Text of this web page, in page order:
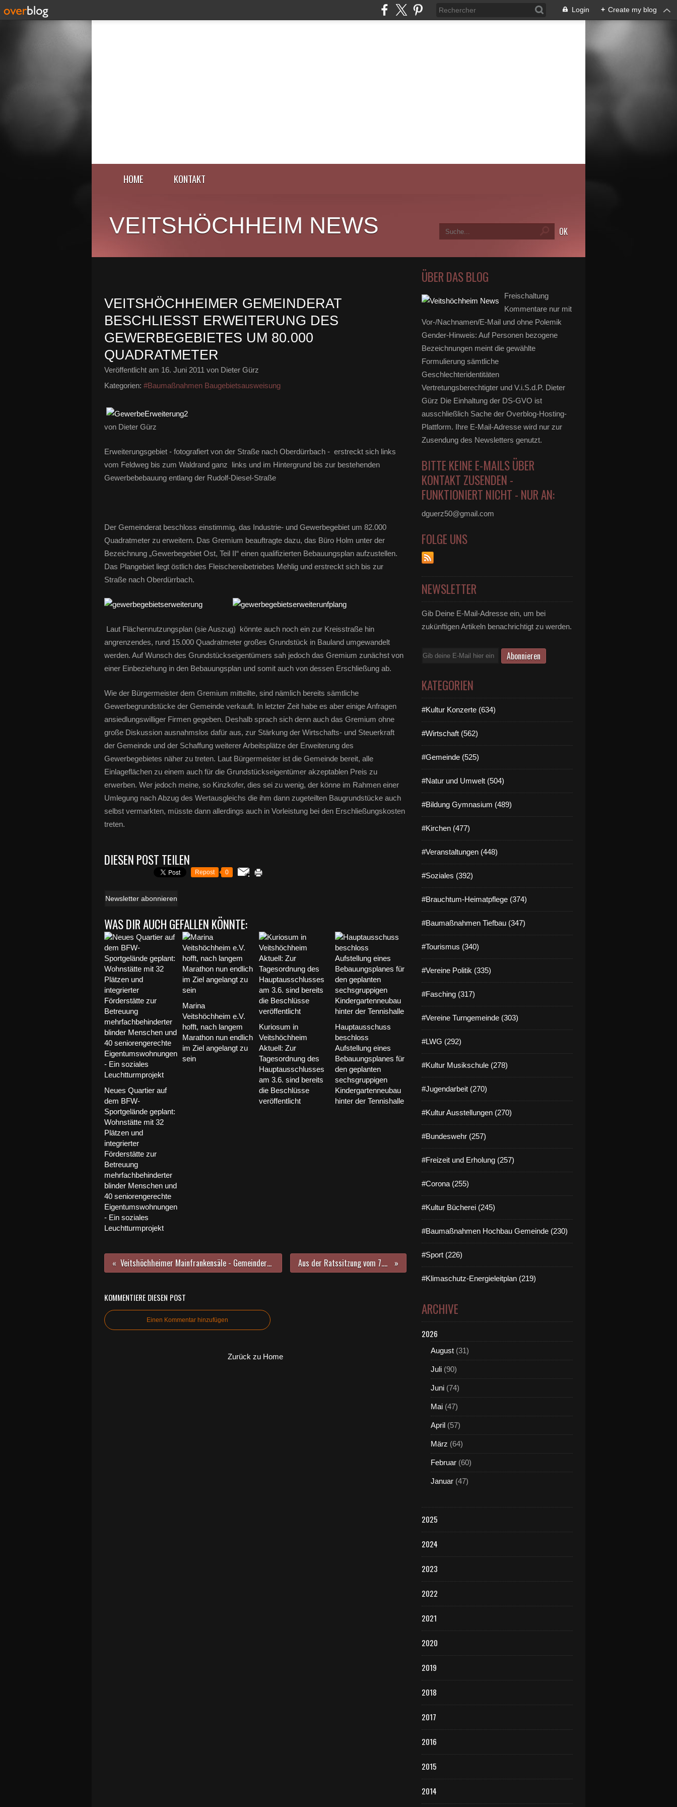
Login + Create my blog
HOME KONTAKT
VEITSHÖCHHEIM NEWS
VEITSHÖCHHEIMER GEMEINDERAT
BESCHLIESST ERWEITERUNG DES G
EWERBEGEBIETES UM 80.000 Q
UADRATMETER
Veröffentlicht am 16. Juni 2011 von Dieter Gürz
Kategorien: #Baumaßnahmen Baugebietsausweisung
von Dieter Gürz
Erweiterungsgebiet - fotografiert von der Straße nach Oberdürrbach - erstreckt sich links
vom Feldweg bis zum Waldrand ganz links und im Hintergrund bis zur bestehenden
Gewerbebebauung entlang der Rudolf-Diesel-Straße
Der Gemeinderat beschloss einstimmig, das Industrie- und Gewerbegebiet um 82.000
Quadratmeter zu erweitern. Das Gremium beauftragte dazu, das Büro Holm unter der
Bezeichnung „Gewerbegebiet Ost, Teil II“ einen qualifizierten Bebauungsplan aufzustellen.
Das Plangebiet liegt östlich des Fleischereibetriebes Mehlig und erstreckt sich bis zur
Straße nach Oberdürrbach.
Laut Flächennutzungsplan (sie Auszug) könnte auch noch ein zur Kreisstraße hin
angrenzendes, rund 15.000 Quadratmeter großes Grundstück in Bauland umgewandelt
werden. Auf Wunsch des Grundstückseigentümers sah jedoch das Gremium zunächst von
einer Einbeziehung in den Bebauungsplan und somit auch von dessen Erschließung ab.
Wie der Bürgermeister dem Gremium mitteilte, sind nämlich bereits sämtliche
Gewerbegrundstücke der Gemeinde verkauft. In letzter Zeit habe es aber einige Anfragen
ansiedlungswilliger Firmen gegeben. Deshalb sprach sich denn auch das Gremium ohne
große Diskussion ausnahmslos dafür aus, zur Stärkung der Wirtschafts- und Steuerkraft
der Gemeinde und der Schaffung weiterer Arbeitsplätze der Erweiterung des
Gewerbegebietes näher zu treten. Laut Bürgermeister ist die Gemeinde bereit, alle
Einlageflächen zu einem auch für die Grundstückseigentümer akzeptablen Preis zu
erwerben. Wer jedoch meine, so Kinzkofer, dies sei zu wenig, der könne im Rahmen einer
Umlegung nach Abzug des Wertausgleichs die ihm dann zugeteilten Baugrundstücke auch
selbst vermarkten, müsste dann allerdings auch in Vorleistung bei den Erschließungskosten
treten.
DIESEN POST TEILEN
Repost 0
Newsletter abonnieren
WAS DIR AUCH GEFALLEN KÖNNTE:
Neues Quartier auf
dem BFW-
Sportgelände geplant:
Wohnstätte mit 32
Plätzen und
integrierter
Förderstätte zur
Betreuung
mehrfachbehinderter
blinder Menschen und
40 seniorengerechte
Eigentumswohnungen
- Ein soziales
Leuchtturmprojekt
Marina
Veitshöchheim e.V.
hofft, nach langem
Marathon nun endlich
im Ziel angelangt zu
sein
Kuriosum in
Veitshöchheim
Aktuell: Zur
Tagesordnung des
Hauptausschlusses
am 3.6. sind bereits
die Beschlüsse
veröffentlicht
Hauptausschuss
beschloss
Aufstellung eines
Bebauungsplanes für
den geplanten
sechsgruppigen
Kindergartenneubau
hinter der Tennishalle
Veitshöchheimer Mainfrankensäle - Gemeinderat billigte Planungskonzeption für energetische Sanierung und Erweiterung - Kosten 10 Mill. Euro netto Aus der Ratssitzung vom 7.6.2011: Neues zu Leitbild, Energieleitplan und Verkehrsgutachten
KOMMENTIERE DIESEN POST
Einen Kommentar hinzufügen
Zurück zu Home
ÜBER DAS BLOG
Freischaltung
Kommentare nur mit
Vor-/Nachnamen/E-Mail und ohne Polemik
Gender-Hinweis: Auf Personen bezogene
Bezeichnungen meint die gewählte
Formulierung sämtliche
Geschlechteridentitäten
Vertretungsberechtigter und V.i.S.d.P. Dieter
Gürz Die Einhaltung der DS-GVO ist
ausschließlich Sache der Overblog-Hosting-
Plattform. Ihre E-Mail-Adresse wird nur zur
Zusendung des Newsletters genutzt.
BITTE KEINE E-MAILS ÜBER
KONTAKT ZUSENDEN -
FUNKTIONIERT NICHT - NUR AN:
dguerz50@gmail.com
FOLGE UNS
NEWSLETTER
Gib Deine E-Mail-Adresse ein, um bei
zukünftigen Artikeln benachrichtigt zu werden.
E-
KATEGORIEN
#Kultur Konzerte (634)
#Wirtschaft (562)
#Gemeinde (525)
#Natur und Umwelt (504)
#Bildung Gymnasium (489)
#Kirchen (477)
#Veranstaltungen (448)
#Soziales (392)
#Brauchtum-Heimatpflege (374)
#Baumaßnahmen Tiefbau (347)
#Tourismus (340)
#Vereine Politik (335)
#Fasching (317)
#Vereine Turngemeinde (303)
#LWG (292)
#Kultur Musikschule (278)
#Jugendarbeit (270)
#Kultur Ausstellungen (270)
#Bundeswehr (257)
#Freizeit und Erholung (257)
#Corona (255)
#Kultur Bücherei (245)
#Baumaßnahmen Hochbau Gemeinde (230)
#Sport (226)
#Klimaschutz-Energieleitplan (219)
ARCHIVE
2026
August (31)
Juli (90)
Juni (74)
Mai (47)
April (57)
März (64)
Februar (60)
Januar (47)
2025
2024
2023
2022
2021
2020
2019
2018
2017
2016
2015
2014